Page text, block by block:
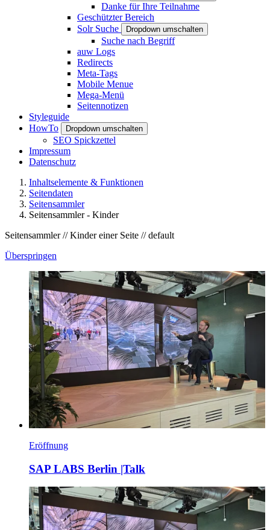
Danke für Ihre Teilnahme
Geschützter Bereich
Solr Suche
Dropdown umschalten
Suche nach Begriff
auw Logs
Redirects
Meta-Tags
Mobile Menue
Mega-Menü
Seitennotizen
Styleguide
HowTo
Dropdown umschalten
SEO Spickzettel
Impressum
Datenschutz
Inhaltselemente & Funktionen
Seitendaten
Seitensammler
Seitensammler - Kinder
Seitensammler // Kinder einer Seite // default
Überspringen
Eröffnung
SAP LABS Berlin |Talk